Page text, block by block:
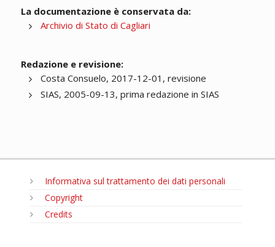
La documentazione è conservata da:
Archivio di Stato di Cagliari
Redazione e revisione:
Costa Consuelo, 2017-12-01, revisione
SIAS, 2005-09-13, prima redazione in SIAS
Informativa sul trattamento dei dati personali
Copyright
Credits